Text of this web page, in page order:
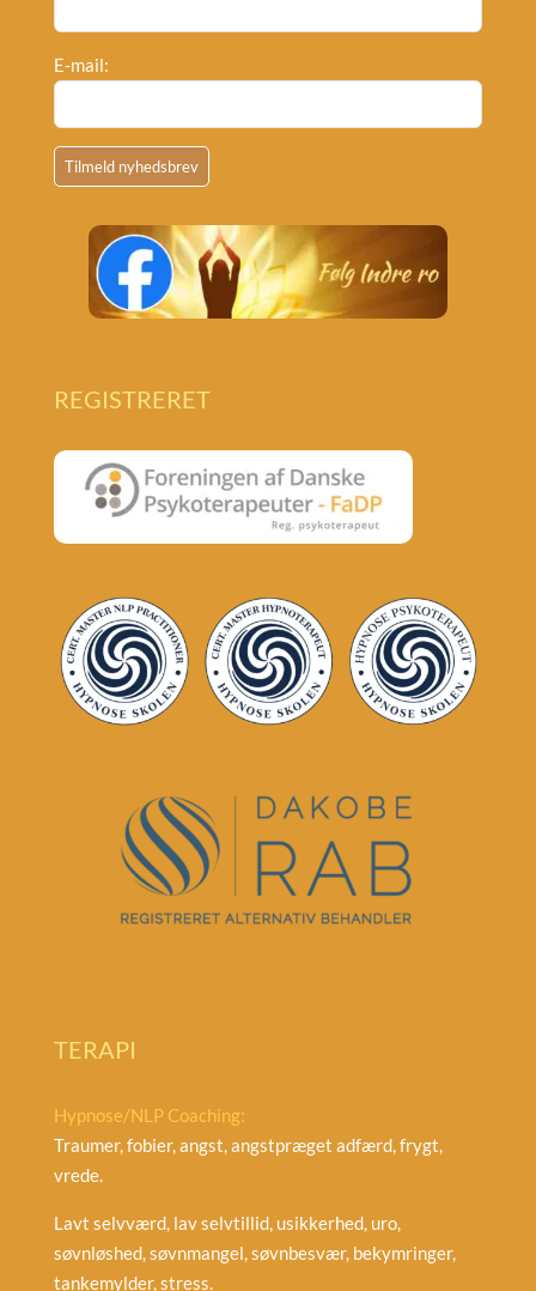
E-mail:
REGISTRERET
TERAPI
Hypnose/NLP Coaching:
Traumer, fobier, angst, angstpræget adfærd, frygt,
vrede.
Lavt selvværd, lav selvtillid, usikkerhed, uro,
søvnløshed, søvnmangel, søvnbesvær, bekymringer,
tankemylder, stress.